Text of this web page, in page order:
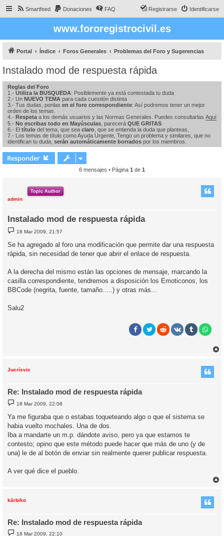
Smartfeed Donaciones FAQ Identificarse
Registrarse
www.fororegistrocivil.es
Portal Índice Foros Generales Problemas del Foro y Sugerencias
Instalado mod de respuesta rápida
Reglas del Foro
1.- Utiliza la BUSQUEDA: Posiblemente ya está contestada tu duda
2.- Un NUEVO TEMA para cada cuestión distinta
3.- Tus dudas, ponlas en el foro correspondiente: Así podremos tener un mejor
orden de los temas.
4.- Respeta a los demás usuarios y las Normas Generales. Puedes consultarlas Aquí
5.- No escribas todo en Mayúsculas , parecerá QUE GRITAS
6.- El título del tema, que sea claro , que se entienda la duda que planteas,
7.- Los temas de título como Ayuda Urgente, Tengo un problema y similares, que no
identifican tu duda, serán automáticamente borrados por los miembros.
Responder
6 mensajes • Página 1 de 1
Topic Author
admin
Instalado mod de respuesta rápida
M
e
s
a
18 Mar 2009, 21:57
Se ha agregado al foro una modificación que permite dar una respuesta
rápida, sin necesidad de tener que abrir el enlace de respuesta.
A la derecha del mismo están las opciones de mensaje, marcando la
casilla correspondiente, tendremos a disposición los Emoticonos, los
BBCode (negrita, fuente, tamaño.....) y otras más...
Salu2
Jucrísvic
Re: Instalado mod de respuesta rápida
M
e
s
a
e
18 Mar 2009, 22:08
Ya me figuraba que o estabas toqueteando algo o que el sistema se
habi­a vuelto mochales. Una de dos.
Iba a mandarte un m.p. dándote aviso, pero ya que estamos te
contesto; opino que este método puede hacer que más de uno (y de
una) le de al botón de enviar sin realmente querer publicar respuesta.
A ver qué dice el pueblo.
kárbiko
Re: Instalado mod de respuesta rápida
M18 Mar 2009, 22:10